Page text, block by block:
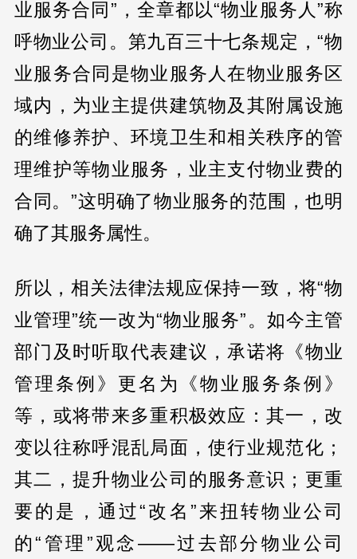
业服务合同”，全章都以“物业服务人”称
呼物业公司。第九百三十七条规定，“物
业服务合同是物业服务人在物业服务区
域内，为业主提供建筑物及其附属设施
的维修养护、环境卫生和相关秩序的管
理维护等物业服务，业主支付物业费的
合同。”这明确了物业服务的范围，也明
确了其服务属性。
所以，相关法律法规应保持一致，将“物
业管理”统一改为“物业服务”。如今主管
部门及时听取代表建议，承诺将《物业
管理条例》更名为《物业服务条例》
等，或将带来多重积极效应：其一，改
变以往称呼混乱局面，使行业规范化；
其二，提升物业公司的服务意识；更重
要的是，通过“改名”来扭转物业公司
的“管理”观念——过去部分物业公司